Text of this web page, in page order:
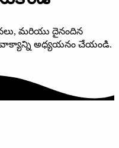
మరియు దైనందిన
అధ్యయనం చేయండి.